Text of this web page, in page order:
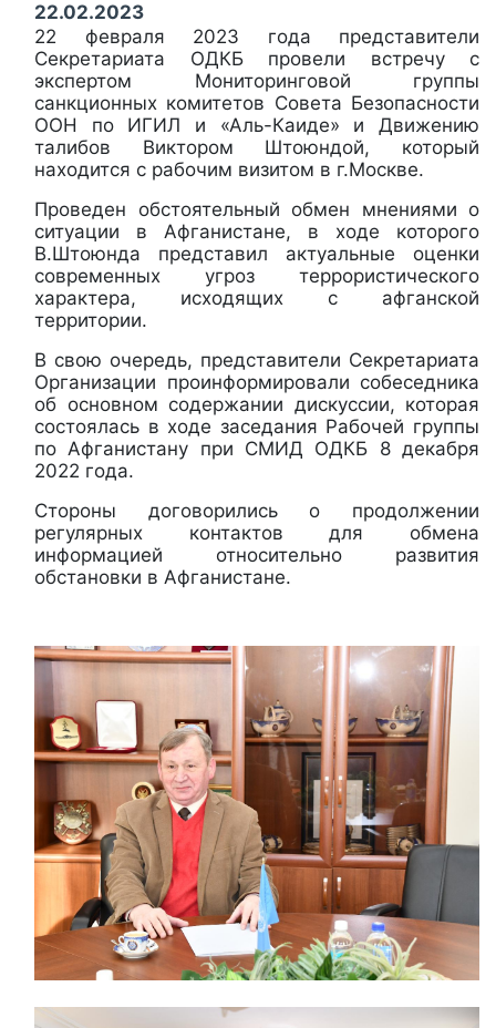
22.02.2023
22 февраля 2023 года представители
Секретариата ОДКБ провели встречу с
экспертом Мониторинговой группы
санкционных комитетов Совета Безопасности
ООН по ИГИЛ и «Аль-Каиде» и Движению
талибов Виктором Штоюндой, который
находится с рабочим визитом в г.Москве.
Проведен обстоятельный обмен мнениями о
ситуации в Афганистане, в ходе которого
В.Штоюнда представил актуальные оценки
современных угроз террористического
характера, исходящих с афганской
территории.
В свою очередь, представители Секретариата
Организации проинформировали собеседника
об основном содержании дискуссии, которая
состоялась в ходе заседания Рабочей группы
по Афганистану при СМИД ОДКБ 8 декабря
2022 года.
Стороны договорились о продолжении
регулярных контактов для обмена
информацией относительно развития
обстановки в Афганистане.